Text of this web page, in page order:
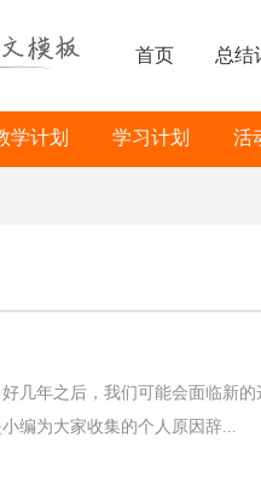
首页 总结
活
学习计划
学计划
几年之后，我们可能会面临新
编为大家收集的个人原因辞...